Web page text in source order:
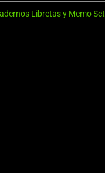
Libretas y Memo Set